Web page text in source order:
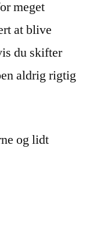
meget
at blive
du skifter
aldrig rigtig
og lidt